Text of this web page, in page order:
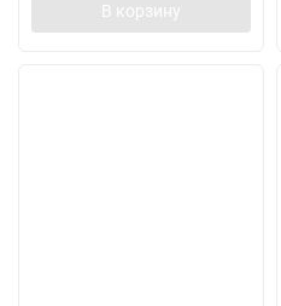
В корзину